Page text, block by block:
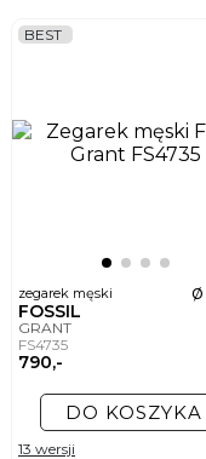
zegarek męski ø
FOSSIL
GRANT
FS4735
790,-
BEST
DO KOSZYKA
13 wersji